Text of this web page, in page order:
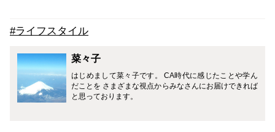
#ライフスタイル
菜々子
はじめまして菜々子です。 CA時代に感じたことや学ん
だことを さまざまな視点からみなさんにお届けできれば
と思っております。